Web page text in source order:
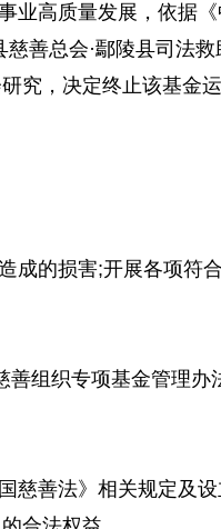
业高质量发展，依据《
善总会·鄢陵县司法救
究，决定终止该基金
成的损害;开展各项符
善组织专项基金管理办
慈善法》相关规定及